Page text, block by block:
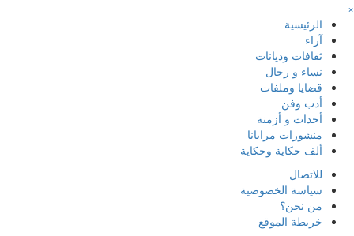
×
الرئيسية
آراء
ثقافات وديانات
نساء و رجال
قضايا وملفات
أدب وفن
أحداث و أزمنة
منشورات مرايانا
ألف حكاية وحكاية
للاتصال
سياسة الخصوصية
من نحن؟
خريطة الموقع